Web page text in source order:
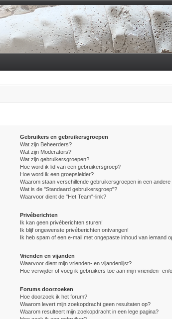
Gebruikers en gebruikersgroepen
Wat zijn Beheerders?
Wat zijn Moderators?
Wat zijn gebruikersgroepen?
Hoe word ik lid van een gebruikersgroep?
Hoe word ik een groepsleider?
Waarom staan verschillende gebruikersgroepen in een andere
Wat is de "Standaard gebruikersgroep"?
Waarvoor dient de "Het Team"-link?
Privéberichten
Ik kan geen privéberichten sturen!
Ik blijf ongewenste privéberichten ontvangen!
Ik heb spam of een e-mail met ongepaste inhoud van iemand
Vrienden en vijanden
Waarvoor dient mijn vrienden- en vijandenlijst?
Hoe verwijder of voeg ik gebruikers toe aan mijn vrienden- en/
Forums doorzoeken
Hoe doorzoek ik het forum?
Waarom levert mijn zoekopdracht geen resultaten op?
Waarom resulteert mijn zoekopdracht in een lege pagina?